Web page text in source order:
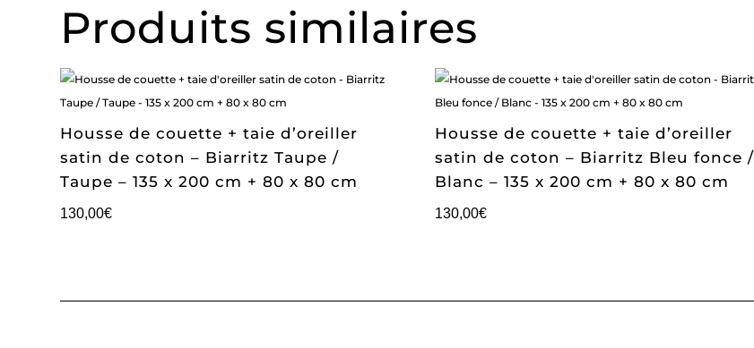
Produits similaires
Housse de couette + taie d’oreiller
satin de coton – Biarritz Taupe /
Taupe – 135 x 200 cm + 80 x 80 cm
130,00€
Housse de couette + taie d’oreiller
satin de coton – Biarritz Bleu fonce /
Blanc – 135 x 200 cm + 80 x 80 cm
130,00€